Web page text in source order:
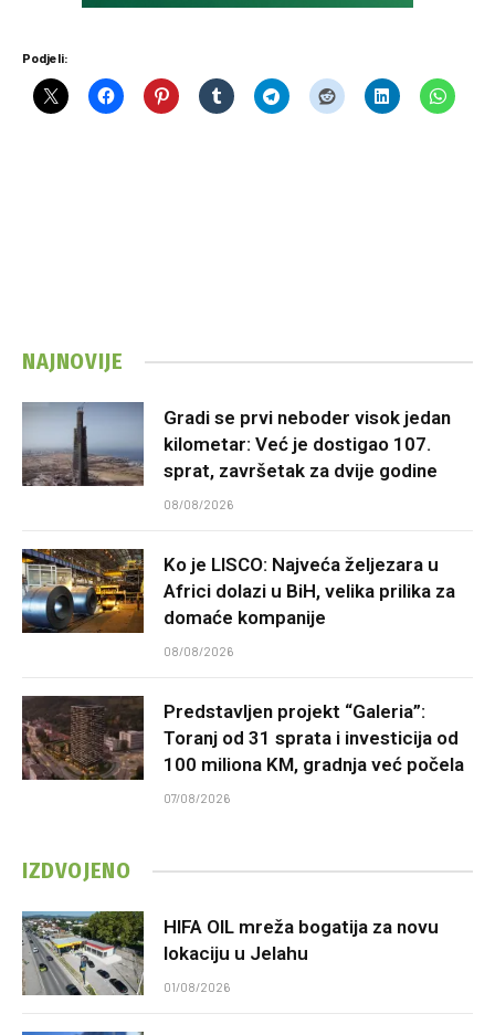
Podjeli:
NAJNOVIJE
Gradi se prvi neboder visok jedan
kilometar: Već je dostigao 107.
sprat, završetak za dvije godine
08/08/2026
Ko je LISCO: Najveća željezara u
Africi dolazi u BiH, velika prilika za
domaće kompanije
08/08/2026
Predstavljen projekt “Galeria”:
Toranj od 31 sprata i investicija od
100 miliona KM, gradnja već počela
07/08/2026
IZDVOJENO
HIFA OIL mreža bogatija za novu
lokaciju u Jelahu
01/08/2026